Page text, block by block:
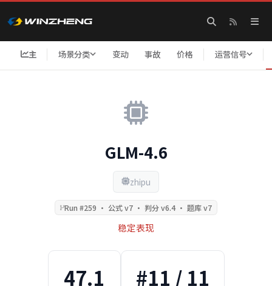
主 场景分类 变动 事故 价格 运营信号
GLM-4.6
zhipu
Run #259 · 公式 v7 · 判分 v6.4 · 题库 v7
稳定表现
47.1 #11 / 11